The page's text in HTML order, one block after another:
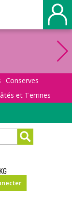
Conserves
et Terrines